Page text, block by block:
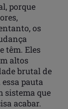
porque
os
têm. Eles
altos
brutal de
pauta
sistema que
acabar.